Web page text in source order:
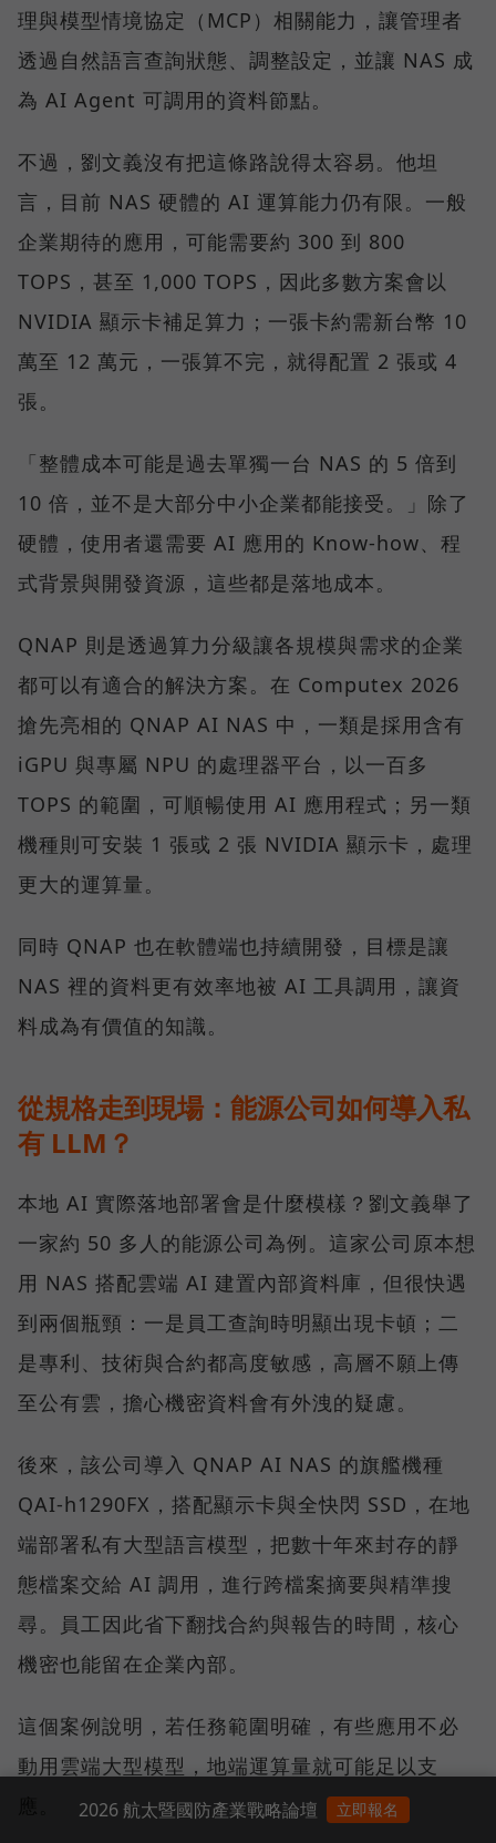
理與模型情境協定（MCP）相關能力，讓管理者
透過自然語言查詢狀態、調整設定，並讓 NAS 成
為 AI Agent 可調用的資料節點。
不過，劉文義沒有把這條路說得太容易。他坦
言，目前 NAS 硬體的 AI 運算能力仍有限。一般
企業期待的應用，可能需要約 300 到 800
TOPS，甚至 1,000 TOPS，因此多數方案會以
NVIDIA 顯示卡補足算力；一張卡約需新台幣 10
萬至 12 萬元，一張算不完，就得配置 2 張或 4
張。
「整體成本可能是過去單獨一台 NAS 的 5 倍到
10 倍，並不是大部分中小企業都能接受。」除了
硬體，使用者還需要 AI 應用的 Know-how、程
式背景與開發資源，這些都是落地成本。
QNAP 則是透過算力分級讓各規模與需求的企業
都可以有適合的解決方案。在 Computex 2026
搶先亮相的 QNAP AI NAS 中，一類是採用含有
iGPU 與專屬 NPU 的處理器平台，以一百多
TOPS 的範圍，可順暢使用 AI 應用程式；另一類
機種則可安裝 1 張或 2 張 NVIDIA 顯示卡，處理
更大的運算量。
同時 QNAP 也在軟體端也持續開發，目標是讓
NAS 裡的資料更有效率地被 AI 工具調用，讓資
料成為有價值的知識。
從規格走到現場：能源公司如何導入私
有 LLM？
本地 AI 實際落地部署會是什麼模樣？劉文義舉了
一家約 50 多人的能源公司為例。這家公司原本想
用 NAS 搭配雲端 AI 建置內部資料庫，但很快遇
到兩個瓶頸：一是員工查詢時明顯出現卡頓；二
是專利、技術與合約都高度敏感，高層不願上傳
至公有雲，擔心機密資料會有外洩的疑慮。
後來，該公司導入 QNAP AI NAS 的旗艦機種
QAI-h1290FX，搭配顯示卡與全快閃 SSD，在地
端部署私有大型語言模型，把數十年來封存的靜
態檔案交給 AI 調用，進行跨檔案摘要與精準搜
尋。員工因此省下翻找合約與報告的時間，核心
機密也能留在企業內部。
這個案例說明，若任務範圍明確，有些應用不必
動用雲端大型模型，地端運算量就可能足以支
2026 航太暨國防產業戰略論壇 立即報名